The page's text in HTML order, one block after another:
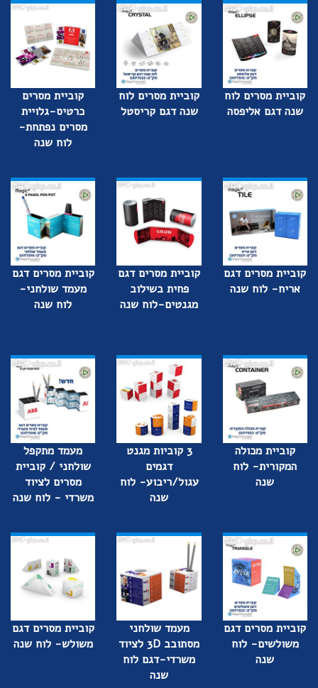
קוביית מסרים לוח
שנה דגם אליפסה
קוביית מסרים לוח
שנה דגם קריסטל
קוביית מסרים
כרטיס-גלויית
מסרים נפתחת-
לוח שנה
קוביית מסרים דגם
אריח- לוח שנה
קוביית מסרים דגם
פחית בשילוב
מגנטים-לוח שנה
קוביית מסרים דגם
מעמד שולחני-
לוח שנה
קוביית מכולה
המקורית- לוח
שנה
3 קוביות מגנט
דגמים
עגול/ריבוע- לוח
שנה
מעמד מתקפל
שולחני / קוביית
מסרים לציוד
משרדי - לוח שנה
קוביית מסרים דגם
משולשים- לוח
שנה
מעמד שולחני
מסתובב 3D לציוד
משרדי-דגם לוח
שנה
קוביית מסרים דגם
משולש- לוח שנה